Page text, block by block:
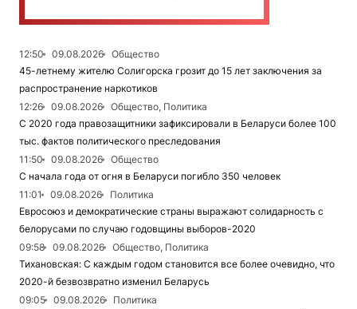
12:50 09.08.2026
Общество
45-летнему жителю Солигорска грозит до 15 лет заключения за
распространение наркотиков
12:26
09.08.2026
Общество, Политика
С 2020 года правозащитники зафиксировали в Беларуси более 100
тыс. фактов политического преследования
11:50
09.08.2026
Общество
С начала года от огня в Беларуси погибло 350 человек
11:01
09.08.2026
Политика
Евросоюз и демократические страны выражают солидарность с
белорусами по случаю годовщины выборов-2020
09:58
09.08.2026
Общество, Политика
Тихановская: С каждым годом становится все более очевидно, что
2020-й безвозвратно изменил Беларусь
09:05
09.08.2026
Политика